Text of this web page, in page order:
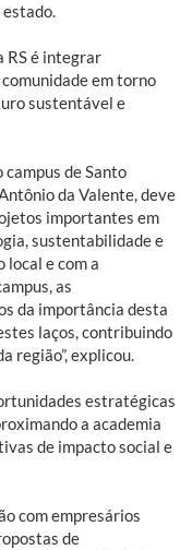
RS é integrar
em torno
sustentável e
de Santo
da Valente, deve
importantes em
sustentabilidade e
local e com a
as
da importância desta
laços, contribuindo
região”, explicou.
estratégicas
a academia
de impacto social e
com empresários
de